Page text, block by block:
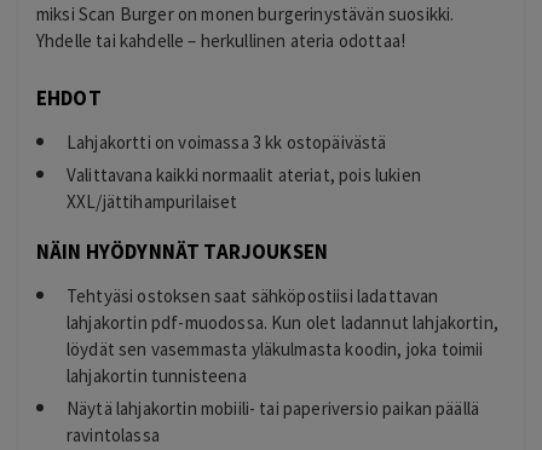
miksi Scan Burger on monen burgerinystävän suosikki.
Yhdelle tai kahdelle – herkullinen ateria odottaa!
EHDOT
Lahjakortti on voimassa 3 kk ostopäivästä
Valittavana kaikki normaalit ateriat, pois lukien
XXL/jättihampurilaiset
NÄIN HYÖDYNNÄT TARJOUKSEN
Tehtyäsi ostoksen saat sähköpostiisi ladattavan
lahjakortin pdf-muodossa. Kun olet ladannut lahjakortin,
löydät sen vasemmasta yläkulmasta koodin, joka toimii
lahjakortin tunnisteena
Näytä lahjakortin mobiili- tai paperiversio paikan päällä
ravintolassa